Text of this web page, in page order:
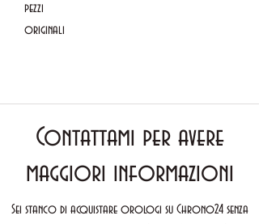
pezzi
originali
Contattami per avere
maggiori informazioni
Sei stanco di acquistare orologi su Chrono24 senza